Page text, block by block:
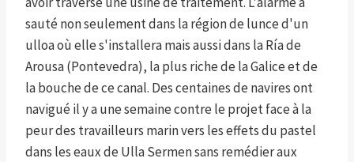
sauté non seulement dans la région de lunce d'un
ulloa où elle s'installera mais aussi dans la Ría de
Arousa (Pontevedra), la plus riche de la Galice et de
la bouche de ce canal. Des centaines de navires ont
navigué il y a une semaine contre le projet face à la
peur des travailleurs marin vers les effets du pastel
dans les eaux de Ulla Sermen sans remédier aux